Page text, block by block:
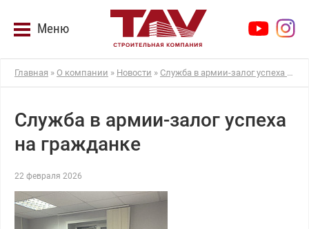
Меню
Главная » О компании » Новости » Служба в армии-залог успеха на гражданке
Служба в армии-залог успеха
на гражданке
22 февраля 2026